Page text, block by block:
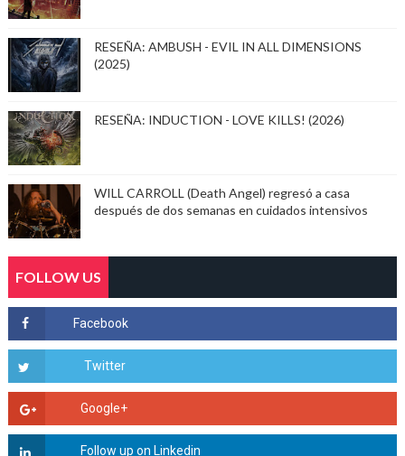
RESEÑA: AMBUSH - EVIL IN ALL DIMENSIONS
(2025)
RESEÑA: INDUCTION - LOVE KILLS! (2026)
WILL CARROLL (Death Angel) regresó a casa
después de dos semanas en cuidados intensivos
FOLLOW US